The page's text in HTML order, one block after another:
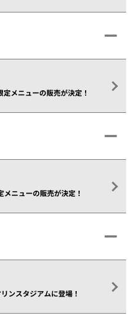
メニューの販売が決定！
ニューの販売が決定！
ンスタジアムに登場！